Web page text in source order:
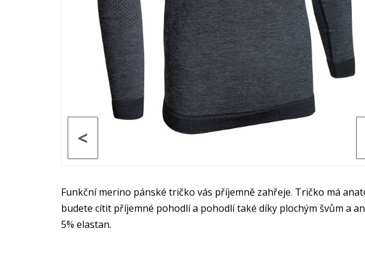
<
Funkční merino pánské tričko vás příjemně zahřeje. Tričko má
budete cítit příjemné pohodlí a pohodlí také díky plochým švům a
5% elastan.